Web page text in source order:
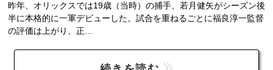
昨年、オリックスでは19歳（当時）の捕手、若月健矢がシーズン後
半に本格的に一軍デビューした。試合を重ねるごとに福良淳一監督
の評価は上がり、正...